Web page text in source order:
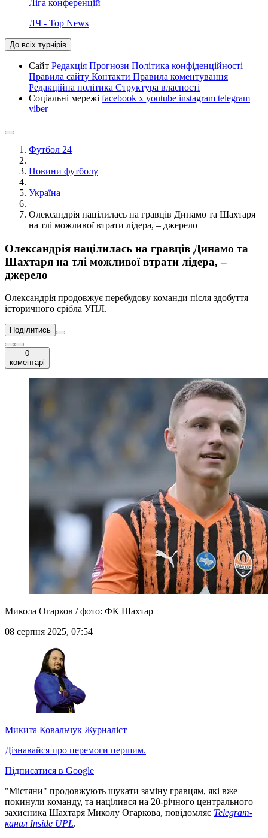
Ліга конференцій
ЛЧ - Top News
До всіх турнірів
Сайт Редакція Прогнози Політика конфіденційності
Правила сайту Контакти Правила коментування
Редакційна політика Структура власності
Соціальні мережі facebook x youtube instagram telegram
viber
Футбол 24
Новини футболу
Україна
Олександрія націлилась на гравців Динамо та Шахтаря
на тлі можливої втрати лідера, – джерело
Олександрія націлилась на гравців Динамо та
Шахтаря на тлі можливої втрати лідера, –
джерело
Олександрія продовжує перебудову команди після здобуття
історичного срібла УПЛ.
Поділитись
0
коментарі
Микола Огарков / фото: ФК Шахтар
08 серпня 2025, 07:54
Микита Ковальчук Журналіст
Дізнавайся про перемоги першим.
Підписатися в Google
"Містяни" продовжують шукати заміну гравцям, які вже
покинули команду, та націлився на 20-річного центрального
захисника Шахтаря Миколу Огаркова, повідомляє Telegram-
канал Inside UPL.